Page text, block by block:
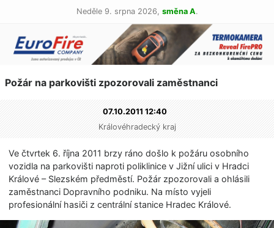
Neděle 9. srpna 2026, směna A.
Požár na parkovišti zpozorovali zaměstnanci
07.10.2011 12:40
Královéhradecký kraj
Ve čtvrtek 6. října 2011 brzy ráno došlo k požáru osobního
vozidla na parkovišti naproti poliklinice v Jižní ulici v Hradci
Králové – Slezském předměstí. Požár zpozorovali a ohlásili
zaměstnanci Dopravního podniku. Na místo vyjeli
profesionální hasiči z centrální stanice Hradec Králové.